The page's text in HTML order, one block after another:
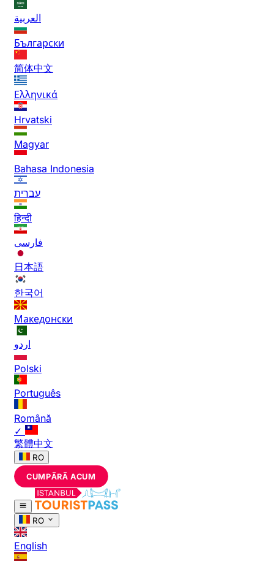
العربية
Български
简体中文
Ελληνικά
Hrvatski
Magyar
Bahasa Indonesia
עברית
हिन्दी
فارسی
日本語
한국어
Македонски
اردو
Polski
Português
Română
✓
繁體中文
RO
CUMPĂRĂ ACUM
RO
English